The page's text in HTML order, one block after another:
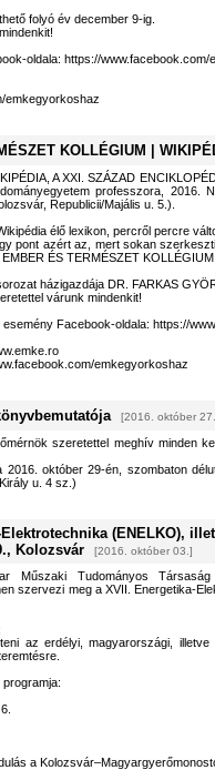
folyó év december 9-ig.
oldala: https://www.facebook.com/
emkegyorkoshaz
KOLLÉGIUM |
A XXI. SZÁZAD
professzora, 2016.
Republicii/Majális u. 5.).
élő lexikon, percről percre
pont azért az, mert sokan
ÉS TERMÉSZET
házigazdája DR. FARKAS
várunk mindenkit!
esemény Facebook-oldala: https://
emkegyorkoshaz
[2016. október
szeretettel meghív minden
2016. október 29-én, szombaton
u. 4 sz.)
(ENELKO),
Kolozsvár
[2016. október 03.]
Műszaki Tudományos
szervezi meg a XVII. Energetika-
az erdélyi, magyarországi,
a